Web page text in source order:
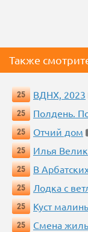
Также
25 ВДНХ, 2023
25
Полдень.
25
Отчий дом
25
Илья
25
В
25
Лодка с
25
Куст
25
Смена